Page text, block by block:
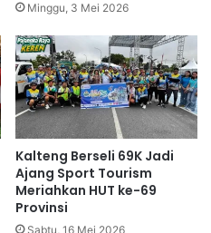
Minggu, 3 Mei 2026
Kalteng Berseli 69K Jadi
Ajang Sport Tourism
Meriahkan HUT ke-69
Provinsi
Sabtu, 16 Mei 2026